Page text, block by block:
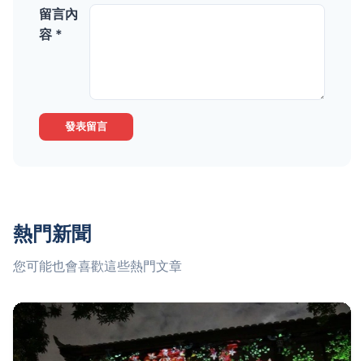
留言內
容 *
發表留言
熱門新聞
您可能也會喜歡這些熱門文章